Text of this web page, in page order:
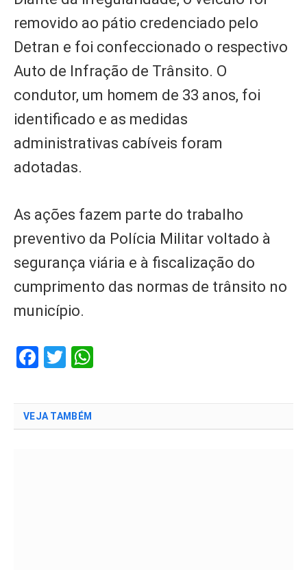
removido ao pátio credenciado pelo
Detran e foi confeccionado o respectivo
Auto de Infração de Trânsito. O
condutor, um homem de 33 anos, foi
identificado e as medidas
administrativas cabíveis foram
adotadas.
As ações fazem parte do trabalho
preventivo da Polícia Militar voltado à
segurança viária e à fiscalização do
cumprimento das normas de trânsito no
município.
Facebook
Twitter
VEJA TAMBÉM